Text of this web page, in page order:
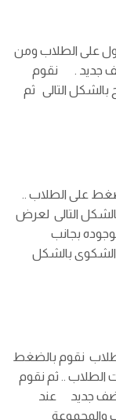
على الطلاب ومن
جديد . نقوم
التالى ثم
على الطلاب ..
التالى لعرض
بجانب
بالشكل
نقوم بالضغط
.. ثم نقوم
أضف جديد عند
والمجموعة